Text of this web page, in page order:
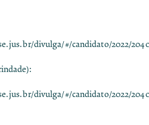
divulga/#/candidato/2022/
divulga/#/candidato/2022/